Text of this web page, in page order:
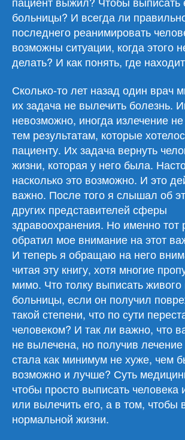
больницы? И всегда ли
последнего реанимировать
возможны ситуации, когда этого
делать? И как понять, где
Сколько-то лет назад один врач
их задача не вылечить болезнь.
невозможно, иногда излечение
тем результатам, которые
пациенту. Их задача вернуть
жизни, которая у него была.
насколько это возможно. И это
важно. После того я слышал об
других представителей сферы
здравоохранения. Но именно тот
обратил мое внимание на этот
И теперь я обращаю на него
читая эту книгу, хотя многие
мимо. Что толку выписать живого
больницы, если он получил
такой степени, что по сути
человеком? И так ли важно, что
не вылечена, но получив
стала как минимум не хуже, чем
возможно и лучше? Суть
чтобы просто выписать человека
или вылечить его, а в том, чтобы
нормальной жизни.